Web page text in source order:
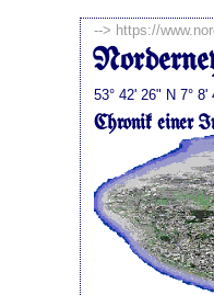
--> https://
53° 42' 26" N 7° 8'
Chronik einer